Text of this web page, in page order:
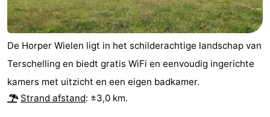
De Horper Wielen ligt in het schilderachtige landschap van
Terschelling en biedt gratis WiFi en eenvoudig ingerichte
kamers met uitzicht en een eigen badkamer.
Strand afstand: ±3,0 km.